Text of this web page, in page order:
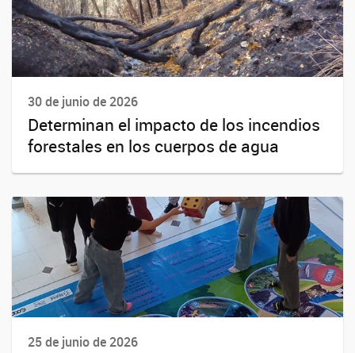
30 de junio de 2026
Determinan el impacto de los incendios
forestales en los cuerpos de agua
25 de junio de 2026